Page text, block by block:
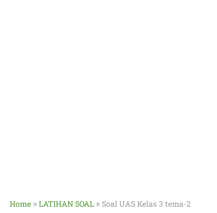
Home »LATIHAN SOAL » Soal UAS Kelas 3 tema-2